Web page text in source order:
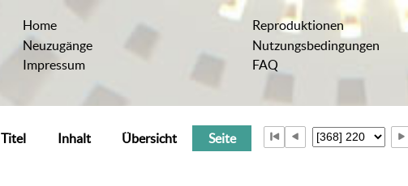
Home
Neuzugänge
Impressum
Reproduktionen
Nutzungsbedingungen
FAQ
Titel Inhalt Übersicht Seite